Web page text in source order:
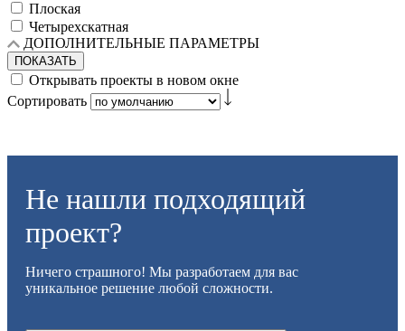
Плоская
Четырехскатная
ДОПОЛНИТЕЛЬНЫЕ ПАРАМЕТРЫ
ПОКАЗАТЬ
Открывать проекты в новом окне
Сортировать
Не нашли подходящий
проект?
Ничего страшного! Мы разработаем для вас
уникальное решение любой сложности.